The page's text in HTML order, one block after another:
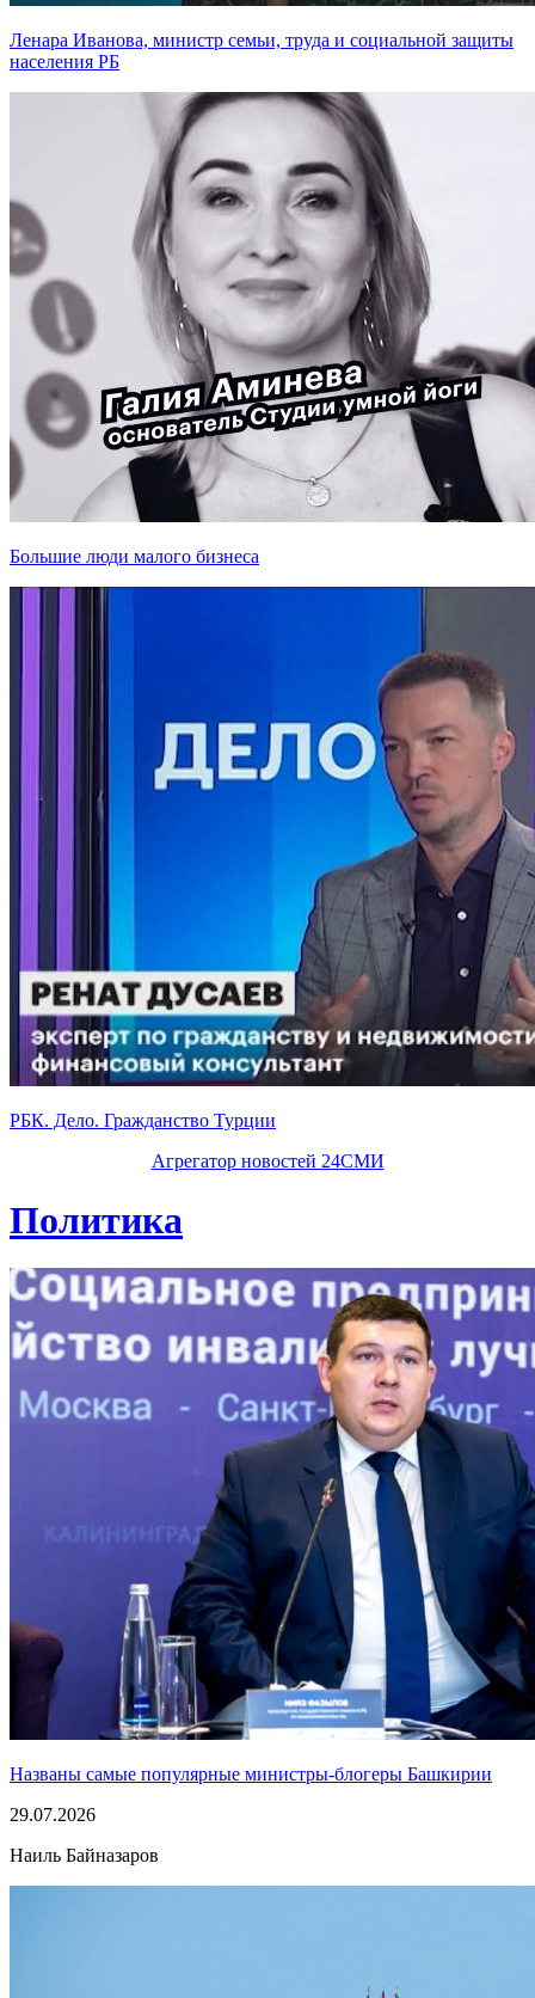
Ленара Иванова, министр семьи, труда и социальной защиты
населения РБ
Большие люди малого бизнеса
РБК. Дело. Гражданство Турции
Агрегатор новостей 24СМИ
Политика
Названы самые популярные министры-блогеры Башкирии
29.07.2026
Наиль Байназаров